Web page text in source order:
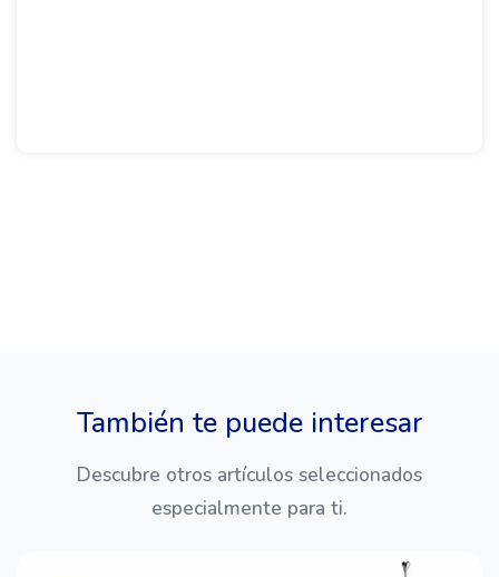
También te puede interesar
Descubre otros artículos seleccionados
especialmente para ti.